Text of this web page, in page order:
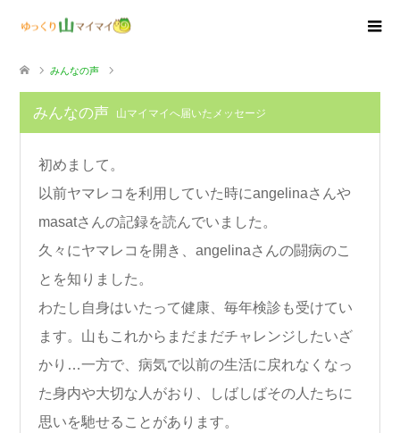
みんなの声
みんなの声 山マイマイへ届いたメッセージ
初めまして。
以前ヤマレコを利用していた時にangelinaさんや
masatさんの記録を読んでいました。
久々にヤマレコを開き、angelinaさんの闘病のこ
とを知りました。
わたし自身はいたって健康、毎年検診も受けてい
ます。山もこれからまだまだチャレンジしたいざ
かり…一方で、病気で以前の生活に戻れなくなっ
た身内や大切な人がおり、しばしばその人たちに
思いを馳せることがあります。